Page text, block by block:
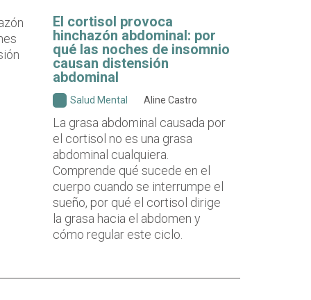
El cortisol provoca
hinchazón abdominal: por
qué las noches de insomnio
causan distensión
abdominal
Salud Mental Aline Castro
La grasa abdominal causada por
el cortisol no es una grasa
abdominal cualquiera.
Comprende qué sucede en el
cuerpo cuando se interrumpe el
sueño, por qué el cortisol dirige
la grasa hacia el abdomen y
cómo regular este ciclo.